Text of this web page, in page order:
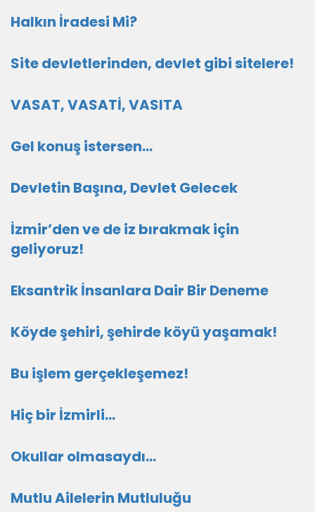
Halkın İradesi Mi?
Site devletlerinden, devlet gibi sitelere!
VASAT, VASATİ, VASITA
Gel konuş istersen...
Devletin Başına, Devlet Gelecek
İzmir’den ve de iz bırakmak için
geliyoruz!
Eksantrik İnsanlara Dair Bir Deneme
Köyde şehiri, şehirde köyü yaşamak!
Bu işlem gerçekleşemez!
Hiç bir İzmirli...
Okullar olmasaydı...
Mutlu Ailelerin Mutluluğu